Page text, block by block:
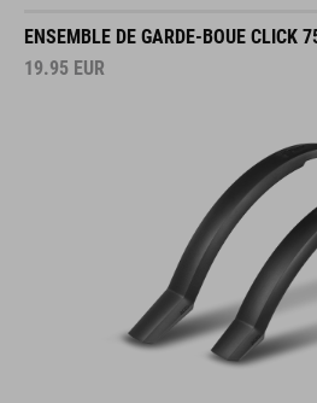
ENSEMBLE DE GARDE-BOUE CLICK
19.95 EUR